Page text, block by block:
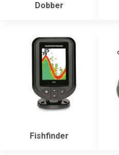
Dobber
Fishfinder